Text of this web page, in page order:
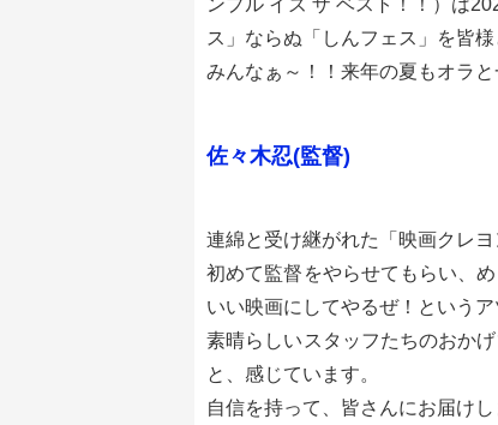
ンプル イズ ザ ベスト！！）は
ス」ならぬ「しんフェス」を皆
みんなぁ～！！来年の夏もオラ
佐々木忍(監督)
連綿と受け継がれた「映画クレ
初めて監督をやらせてもらい、
いい映画にしてやるぜ！というア
素晴らしいスタッフたちのおか
と、感じています。
自信を持って、皆さんにお届けし